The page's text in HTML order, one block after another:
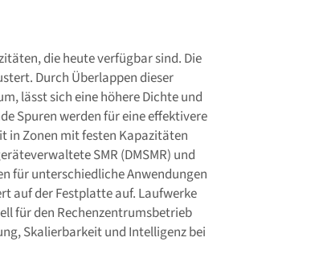
die heute verfügbar sind. Die
Durch Überlappen dieser
lässt sich eine höhere Dichte und
Spuren werden für eine effektivere
in Zonen mit festen Kapazitäten
SMR (DMSMR) und
für unterschiedliche Anwendungen
auf der Festplatte auf. Laufwerke
für den Rechenzentrumsbetrieb
Skalierbarkeit und Intelligenz bei